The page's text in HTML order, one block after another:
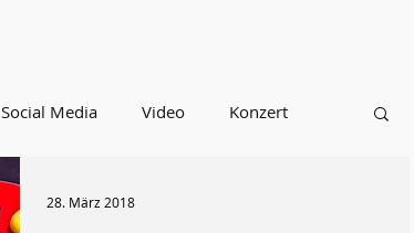
Social Media Video Konzert
Ibanez TAMA
28. März 2018